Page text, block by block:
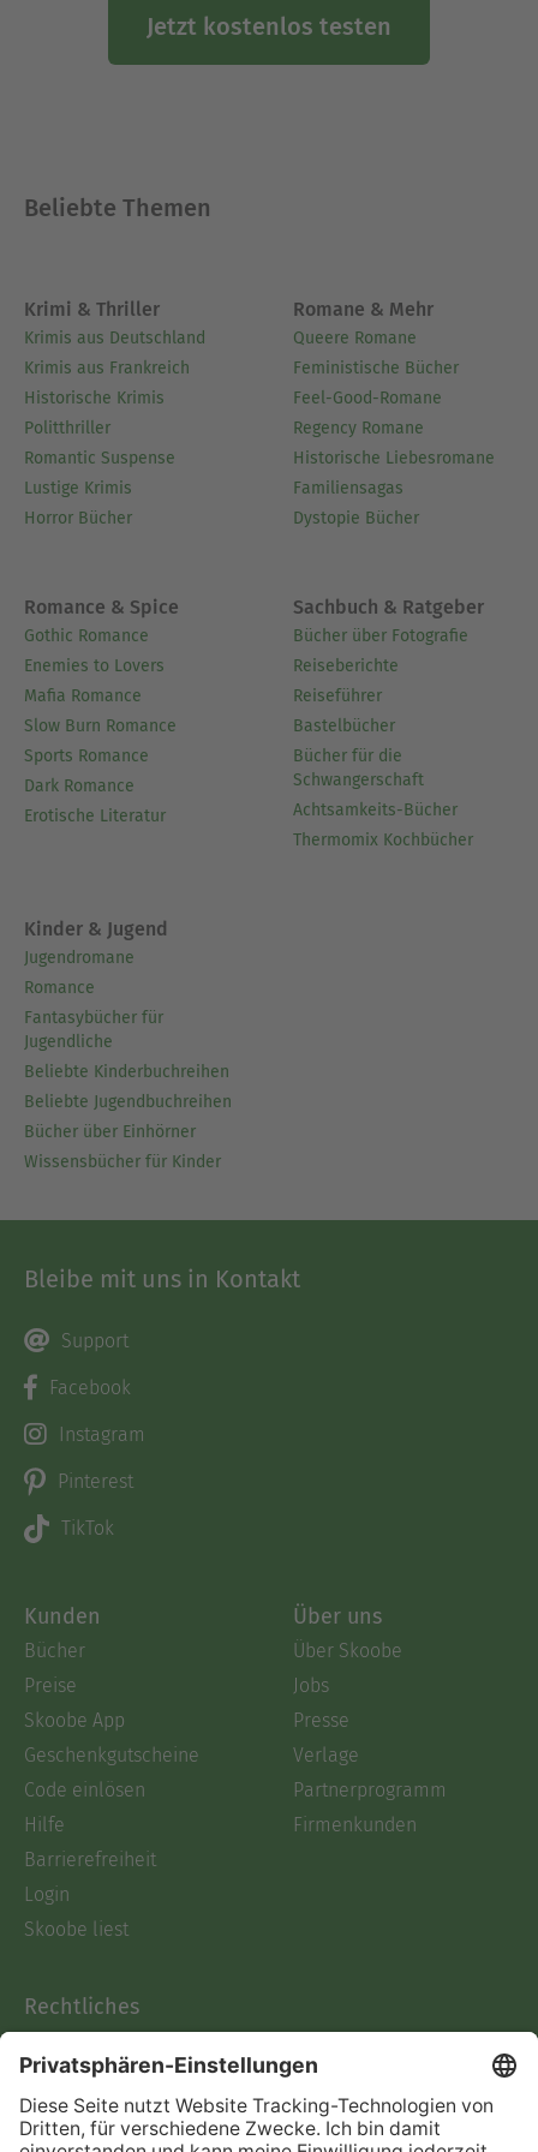
Jetzt kostenlos testen
Beliebte Themen
Krimi & Thriller
Krimis aus Deutschland
Krimis aus Frankreich
Historische Krimis
Politthriller
Romantic Suspense
Lustige Krimis
Horror Bücher
Romane & Mehr
Queere Romane
Feministische Bücher
Feel-Good-Romane
Regency Romane
Historische Liebesromane
Familiensagas
Dystopie Bücher
Romance & Spice
Gothic Romance
Enemies to Lovers
Mafia Romance
Slow Burn Romance
Sports Romance
Dark Romance
Erotische Literatur
Sachbuch & Ratgeber
Bücher über Fotografie
Reiseberichte
Reiseführer
Bastelbücher
Bücher für die
Schwangerschaft
Achtsamkeits-Bücher
Thermomix Kochbücher
Kinder & Jugend
Jugendromane
Romance
Fantasybücher für
Jugendliche
Beliebte Kinderbuchreihen
Beliebte Jugendbuchreihen
Bücher über Einhörner
Wissensbücher für Kinder
Bleibe mit uns in Kontakt
Support
Facebook
Instagram
Pinterest
TikTok
Kunden
Bücher
Preise
Skoobe App
Geschenkgutscheine
Code einlösen
Hilfe
Barrierefreiheit
Login
Skoobe liest
Über uns
Über Skoobe
Jobs
Presse
Verlage
Partnerprogramm
Firmenkunden
Rechtliches
AGB
Informationen nach Data
Act